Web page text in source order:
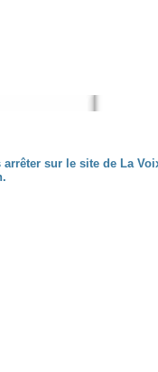
sur le site de La